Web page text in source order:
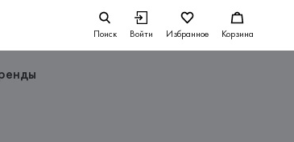
Поиск Войти Избранное Корзина